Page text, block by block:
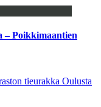
– Poikkimaantien
tieurakka Oulusta